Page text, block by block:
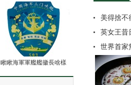
瞅瞅海軍軍艦艦徽長啥樣
美得捨不
英女王昔
世界首家